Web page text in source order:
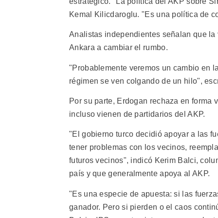
Kemal Kilicdaroglu. "Es una política de
Analistas independientes señalan que
Ankara a cambiar el rumbo.
"Probablemente veremos un cambio en
régimen se ven colgando de un hilo",
Por su parte, Erdogan rechaza en forma
incluso vienen de partidarios del AKP.
"El gobierno turco decidió apoyar a las
tener problemas con los vecinos,
futuros vecinos", indicó Kerim Balci,
país y que generalmente apoya al AKP.
"Es una especie de apuesta: si las
ganador. Pero si pierden o el caos